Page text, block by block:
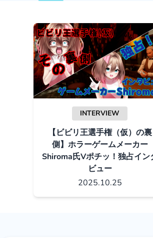
INTERVIEW
【ビビリ王選手権（仮）の裏
側】ホラーゲームメーカー
Shiroma氏Vポチッ！独占イン
ビュー
2025.10.25